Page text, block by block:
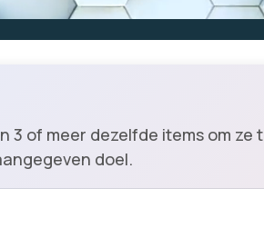
of meer dezelfde items om
doel.